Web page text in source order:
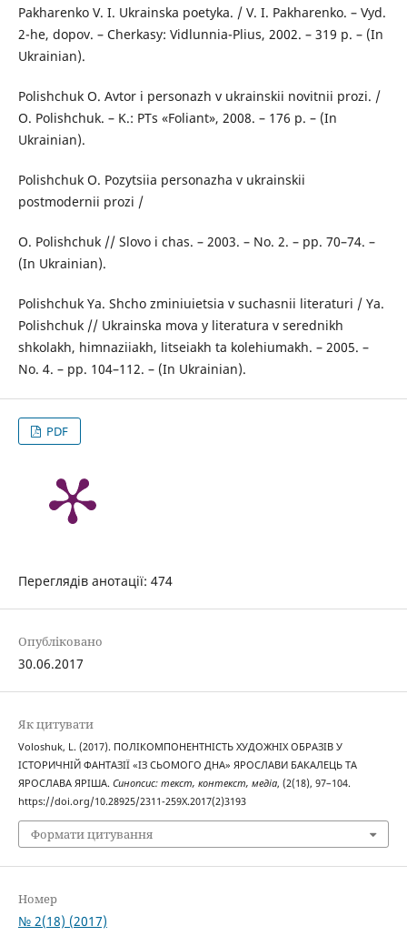
Pakharenko V. I. Ukrainska poetyka. / V. I. Pakharenko. – Vyd.
2-he, dopov. – Cherkasy: Vidlunnia-Plius, 2002. – 319 p. – (In
Ukrainian).
Polishchuk O. Avtor i personazh v ukrainskii novitnii prozi. /
O. Polishchuk. – K.: PTs «Foliant», 2008. – 176 p. – (In
Ukrainian).
Polishchuk O. Pozytsiia personazha v ukrainskii
postmodernii prozi /
O. Polishchuk // Slovo i chas. – 2003. – No. 2. – pp. 70–74. –
(In Ukrainian).
Polishchuk Ya. Shcho zminiuietsia v suchasnii literaturi / Ya.
Polishchuk // Ukrainska mova y literatura v serednikh
shkolakh, himnaziiakh, litseiakh ta kolehiumakh. – 2005. –
No. 4. – pp. 104–112. – (In Ukrainian).
PDF
Переглядів анотації: 474
Опубліковано
30.06.2017
Як цитувати
Voloshuk, L. (2017). ПОЛІКОМПОНЕНТНІСТЬ ХУДОЖНІХ ОБРАЗІВ У
ІСТОРИЧНІЙ ФАНТАЗІЇ «ІЗ СЬОМОГО ДНА» ЯРОСЛАВИ БАКАЛЕЦЬ ТА
ЯРОСЛАВА ЯРІША. Синопсис: текст, контекст, медіа, (2(18), 97–104.
https://doi.org/10.28925/2311-259X.2017(2)3193
Формати цитування
Номер
№ 2(18) (2017)